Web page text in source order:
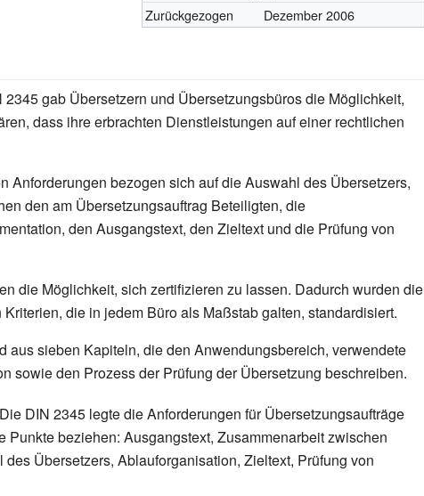
Zurückgezogen
Dezember 2006
gab Übersetzern und Übersetzungsbüros die Möglichkeit,
dass ihre erbrachten Dienstleistungen auf einer rechtlichen
Anforderungen bezogen sich auf die Auswahl des Übersetzers,
den am Übersetzungsauftrag Beteiligten, die
den Ausgangstext, den Zieltext und die Prüfung von
die Möglichkeit, sich zertifizieren zu lassen. Dadurch wurden die
die in jedem Büro als Maßstab galten, standardisiert.
aus sieben Kapiteln, die den Anwendungsbereich, verwendete
sowie den Prozess der Prüfung der Übersetzung beschreiben.
DIN 2345 legte die Anforderungen für Übersetzungsaufträge
Punkte beziehen: Ausgangstext, Zusammenarbeit zwischen
Übersetzers, Ablauforganisation, Zieltext, Prüfung von